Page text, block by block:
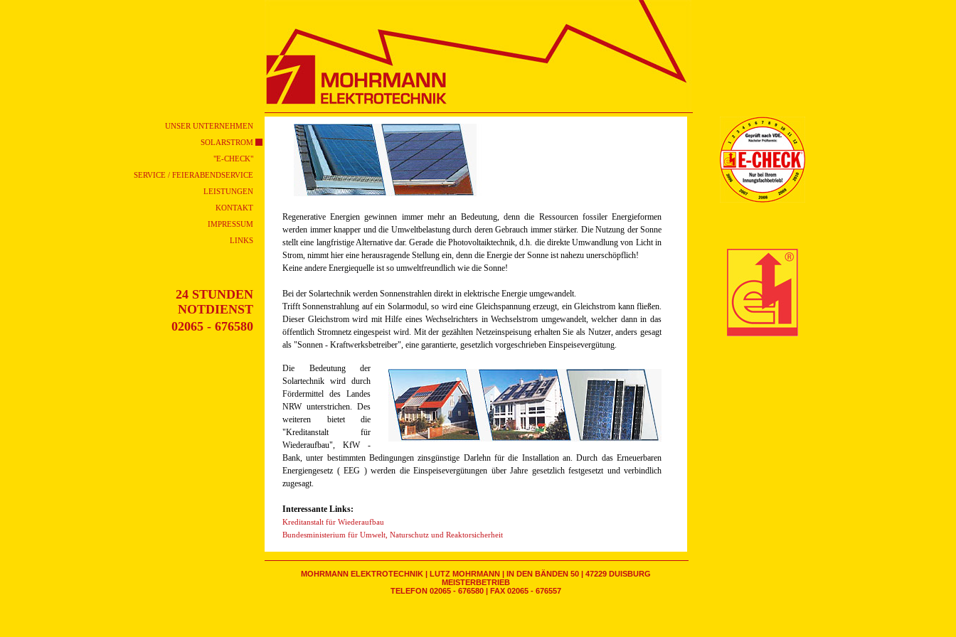
UNSER UNTERNEHMEN
SOLARSTROM
"E-CHECK"
SERVICE / FEIERABENDSERVICE
LEISTUNGEN
KONTAKT
IMPRESSUM
LINKS
24 STUNDEN
NOTDIENST
02065 - 676580
Regenerative Energien gewinnen immer mehr an Bedeutung, denn die Ressourcen fossiler Energieformen
werden immer knapper und die Umweltbelastung durch deren Gebrauch immer stärker. Die Nutzung der Sonne
stellt eine langfristige Alternative dar. Gerade die Photovoltaiktechnik, d.h. die direkte Umwandlung von Licht in
Strom, nimmt hier eine herausragende Stellung ein, denn die Energie der Sonne ist nahezu unerschöpflich!
Keine andere Energiequelle ist so umweltfreundlich wie die Sonne!
Bei der Solartechnik werden Sonnenstrahlen direkt in elektrische Energie umgewandelt.
Trifft Sonnenstrahlung auf ein Solarmodul, so wird eine Gleichspannung erzeugt, ein Gleichstrom kann fließen.
Dieser Gleichstrom wird mit Hilfe eines Wechselrichters in Wechselstrom umgewandelt, welcher dann in das
öffentlich Stromnetz eingespeist wird. Mit der gezählten Netzeinspeisung erhalten Sie als Nutzer, anders gesagt
als "Sonnen - Kraftwerksbetreiber", eine garantierte, gesetzlich vorgeschrieben Einspeisevergütung.
Die Bedeutung der
Solartechnik wird durch
Fördermittel des Landes
NRW unterstrichen. Des
weiteren bietet die
"Kreditanstalt für
Wiederaufbau", KfW -
Bank, unter bestimmten Bedingungen zinsgünstige Darlehn für die Installation an. Durch das Erneuerbaren
Energiengesetz ( EEG ) werden die Einspeisevergütungen über Jahre gesetzlich festgesetzt und verbindlich
zugesagt.
Interessante Links:
Kreditanstalt für Wiederaufbau
Bundesministerium für Umwelt, Naturschutz und Reaktorsicherheit
MOHRMANN ELEKTROTECHNIK | LUTZ MOHRMANN | IN DEN BÄNDEN 50 | 47229 DUISBURG
MEISTERBETRIEB
TELEFON 02065 - 676580 | FAX 02065 - 676557